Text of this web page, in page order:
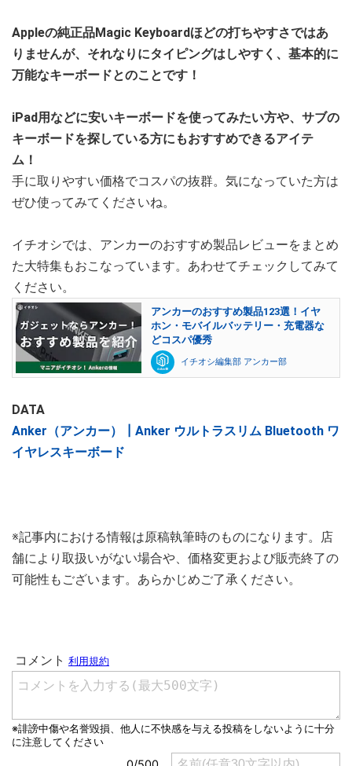
Appleの純正品Magic Keyboardほどの打ちやすさではあ
りませんが、それなりにタイピングはしやすく、基本的に
万能なキーボードとのことです！
iPad用などに安いキーボードを使ってみたい方や、サブの
キーボードを探している方にもおすすめできるアイテ
ム！
手に取りやすい価格でコスパの抜群。気になっていた方は
ぜひ使ってみてくださいね。
イチオシでは、アンカーのおすすめ製品レビューをまとめ
た大特集もおこなっています。あわせてチェックしてみて
ください。
アンカーのおすすめ製品123選！イヤ
ホン・モバイルバッテリー・充電器な
どコスパ優秀
イチオシ編集部 アンカー部
DATA
Anker（アンカー）┃Anker ウルトラスリム Bluetooth ワ
イヤレスキーボード
※記事内における情報は原稿執筆時のものになります。店
舗により取扱いがない場合や、価格変更および販売終了の
可能性もございます。あらかじめご了承ください。